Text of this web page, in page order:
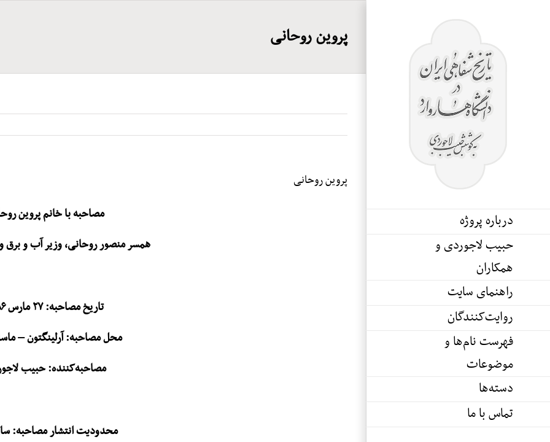
درباره پروژه
حبیب لاجوردی و
همکاران
راهنمای سایت
روایت‌کنندگان
فهرست نام‌ها و
موضوعات
دسته‌ها
تماس با ما
پروین روحانی
پروین روحانی
مصاحبه با خانم پروین
همسر منصور روحانی، وزیر آب و برق
تاریخ مصاحبه: ۲۷ مارس ۱۹۸۶
محل مصاحبه: آرلینگتون –
مصاحبه‌کننده: حبیب
محدودیت انتشار مصاحبه: سال